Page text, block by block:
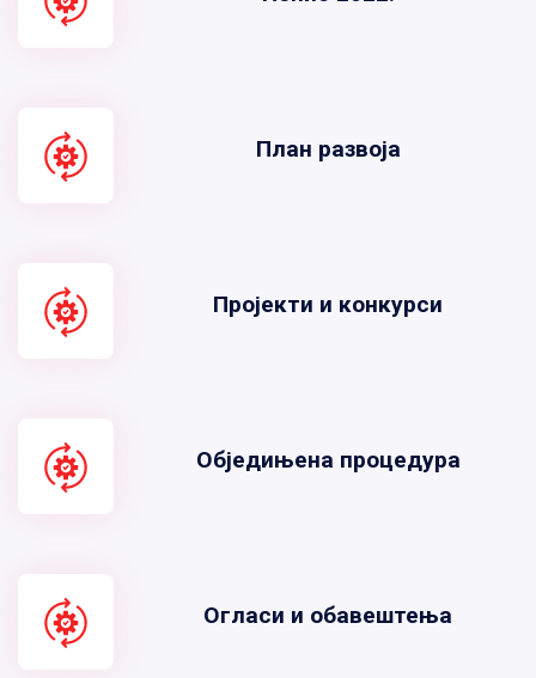
План развоја
Пројекти и конкурси
Обједињена процедура
Огласи и обавештења